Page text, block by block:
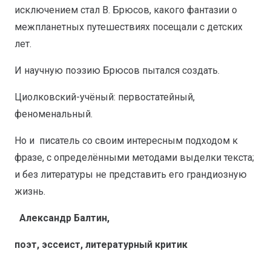
исключением стал В. Брюсов, какого фантазии о
межпланетных путешествиях посещали с детских
лет.
И научную поэзию Брюсов пытался создать.
Циолковский-учёный: первостатейный,
феноменальный.
Но и писатель со своим интересным подходом к
фразе, с определёнными методами выделки текста;
и без литературы не представить его грандиозную
жизнь.
Александр Балтин,
поэт, эссеист, литературный критик